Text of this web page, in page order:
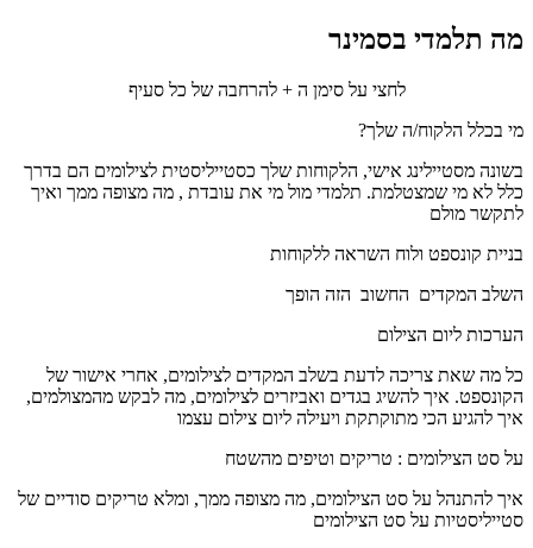
מה תלמדי בסמינר
לחצי על סימן ה + להרחבה של כל סעיף
מי בכלל הלקוח/ה שלך?
בשונה מסטיילינג אישי, הלקוחות שלך כסטייליסטית לצילומים הם בדרך
כלל לא מי שמצטלמת. תלמדי מול מי את עובדת , מה מצופה ממך ואיך
לתקשר מולם
בניית קונספט ולוח השראה ללקוחות
השלב המקדים החשוב הזה הופך
הערכות ליום הצילום
כל מה שאת צריכה לדעת בשלב המקדים לצילומים, אחרי אישור של
הקונספט. איך להשיג בגדים ואביזרים לצילומים, מה לבקש מהמצולמים,
איך להגיע הכי מתוקתקת ויעילה ליום צילום עצמו
על סט הצילומים : טריקים וטיפים מהשטח
איך להתנהל על סט הצילומים, מה מצופה ממך, ומלא טריקים סודיים של
סטייליסטיות על סט הצילומים